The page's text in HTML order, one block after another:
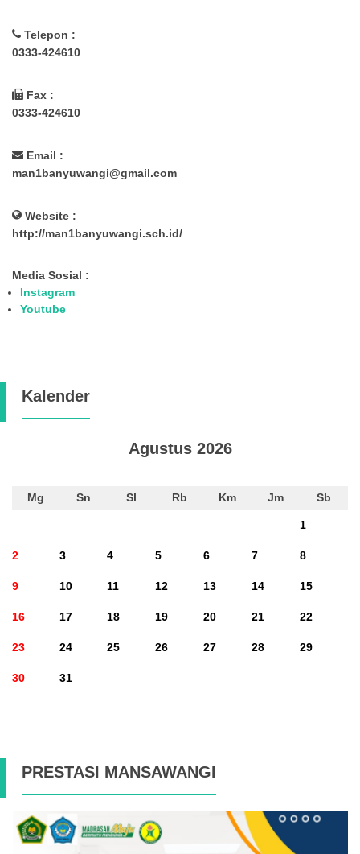
Telepon :
0333-424610
Fax :
0333-424610
Email :
man1banyuwangi@gmail.com
Website :
http://man1banyuwangi.sch.id/
Media Sosial :
Instagram
Youtube
Kalender
Agustus 2026
Mg Sn Sl Rb Km Jm Sb
1
2 3 4 5 6 7 8
9 10 11 12 13 14 15
16 17 18 19 20 21 22
23 24 25 26 27 28 29
30 31
PRESTASI MANSAWANGI